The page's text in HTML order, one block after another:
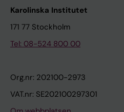
Karolinska Institutet
171 77 Stockholm
Tel: 08-524 800 00
Org.nr: 202100-2973
VAT.nr: SE202100297301